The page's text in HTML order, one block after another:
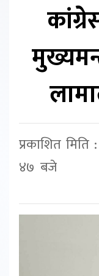
प्रकाशित
४७ बजे